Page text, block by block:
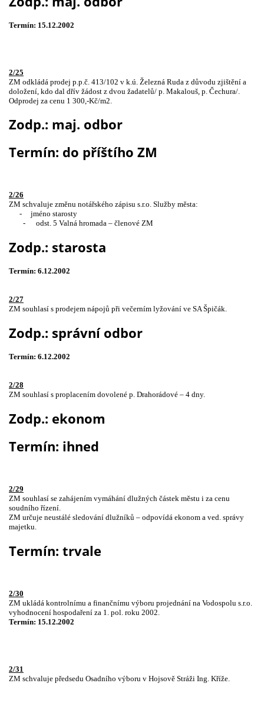
Termín: 15.12.2002
2/25
ZM odkládá prodej p.p.č. 413/102 v k.ú. Železná Ruda z důvodu zjištění a
doložení, kdo dal dřív žádost z dvou žadatelů/ p. Makalouš, p. Čechura/.
Odprodej za cenu 1 300,-Kč/m2.
Zodp.: maj. odbor
Termín: do příštího ZM
2/26
ZM schvaluje změnu notářského zápisu s.r.o. Služby města:
-
jméno starosty
-
odst. 5 Valná hromada – členové ZM
Zodp.: starosta
Termín: 6.12.2002
2/27
ZM souhlasí s prodejem nápojů při večerním lyžování ve SA Špičák.
Zodp.: správní odbor
Termín: 6.12.2002
2/28
ZM souhlasí s proplacením dovolené p. Drahorádové – 4 dny.
Zodp.: ekonom
Termín: ihned
2/29
ZM souhlasí se zahájením vymáhání dlužných částek městu i za cenu
soudního řízení.
ZM určuje neustálé sledování dlužníků – odpovídá ekonom a ved. správy
majetku.
Termín: trvale
2/30
ZM ukládá kontrolnímu a finančnímu výboru projednání na Vodospolu s.r.o.
vyhodnocení hospodaření za 1. pol. roku 2002.
Termín: 15.12.2002
2/31
ZM schvaluje předsedu Osadního výboru v Hojsově Stráži Ing. Kříže.